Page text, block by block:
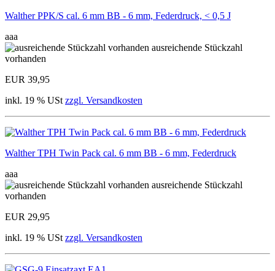
Walther PPK/S cal. 6 mm BB - 6 mm, Federdruck, < 0,5 J
aaa
ausreichende Stückzahl
vorhanden
EUR 39,95
inkl. 19 % USt zzgl. Versandkosten
Walther TPH Twin Pack cal. 6 mm BB - 6 mm, Federdruck
aaa
ausreichende Stückzahl
vorhanden
EUR 29,95
inkl. 19 % USt zzgl. Versandkosten